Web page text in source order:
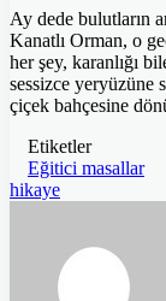
Ay dede bulutların
Kanatlı Orman, o
her şey, karanlığı
sessizce yeryüzüne
çiçek bahçesine
Etiketler
Eğitici masallar
hikaye